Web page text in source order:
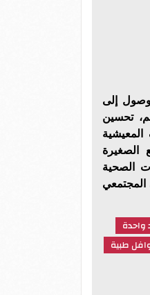
إلى
تحسين
الصغيرة
الصحية
المجتمعي
واحدة
طبية